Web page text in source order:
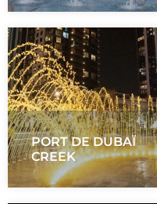
PORT DE DUBAÏ
CREEK